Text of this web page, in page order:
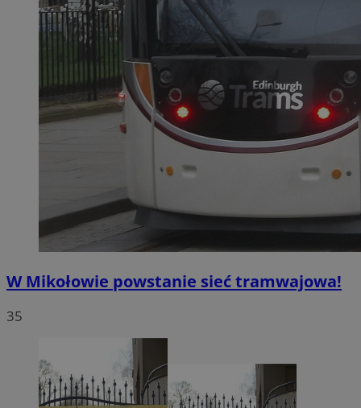
W Mikołowie powstanie sieć tramwajowa!
35